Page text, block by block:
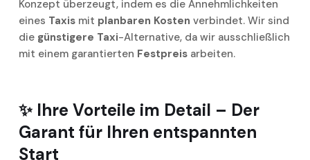
Konzept überzeugt, indem es die Annehmlichkeiten
eines Taxis mit planbaren Kosten verbindet. Wir sind
die günstigere Taxi-Alternative, da wir ausschließlich
mit einem garantierten Festpreis arbeiten.
✨ Ihre Vorteile im Detail – Der
Garant für Ihren entspannten
Start